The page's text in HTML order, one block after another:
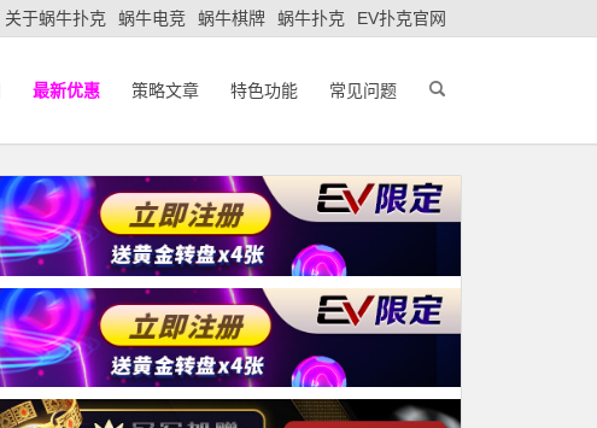
关于蜗牛扑克 蜗牛电竞 蜗牛棋牌 蜗牛扑克 EV扑克官网
最新优惠 策略文章 特色功能 常见问题